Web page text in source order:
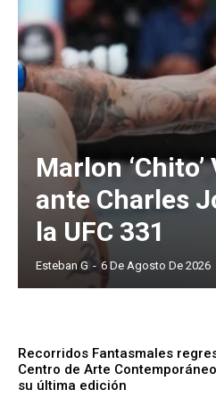
Marlon
ante Charles
la UFC 331
Esteban G - 6 De Agosto De 2026
Recorridos Fantasmales
Centro de Arte
su última edición